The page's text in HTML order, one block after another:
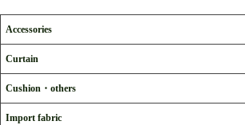
Accessories
Curtain
Cushion・others
Import fabric